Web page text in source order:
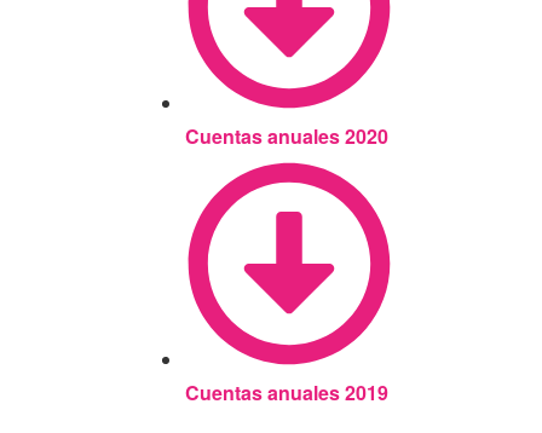
Cuentas anuales 2020
Cuentas anuales 2019